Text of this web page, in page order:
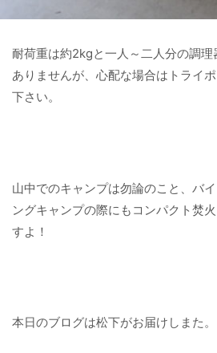
耐荷重は約2kgと一人～二人分の調
ありませんが、心配な場合はトライ
下さい。
山中でのキャンプは勿論のこと、バ
ングキャンプの際にもコンパクト焚
すよ！
本日のブログは松下がお届けしまた。